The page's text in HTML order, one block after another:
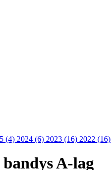
(4) 2024 (6) 2023 (16) 2022 (16)
A-lag